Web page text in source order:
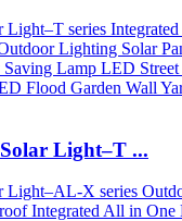
سری Solar Light–T ...